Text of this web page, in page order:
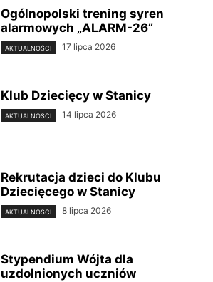
Ogólnopolski trening syren
alarmowych „ALARM-26”
AKTUALNOŚCI 17 lipca 2026
Klub Dziecięcy w Stanicy
AKTUALNOŚCI 14 lipca 2026
Rekrutacja dzieci do Klubu
Dziecięcego w Stanicy
AKTUALNOŚCI 8 lipca 2026
Stypendium Wójta dla
uzdolnionych uczniów